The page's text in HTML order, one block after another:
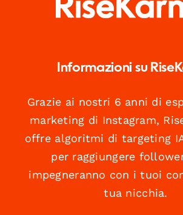
Informazioni su
Grazie ai nostri 6 anni di
marketing di Instagram,
offre algoritmi di targeting
per raggiungere
impegneranno con i tuoi
tua nicchia.